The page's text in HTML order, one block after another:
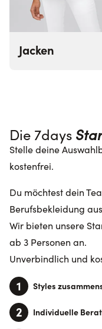
Jacken
Die 7days
Stelle deine
kostenfrei.
Du möchtest dein
Berufsbekleidung
Wir bieten unsere
ab 3 Personen an.
Unverbindlich und
1 Styles
2 Individuelle